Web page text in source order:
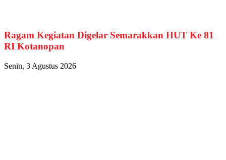
Ragam Kegiatan Digelar Semarakkan HUT Ke 81
RI Kotanopan
Senin, 3 Agustus 2026